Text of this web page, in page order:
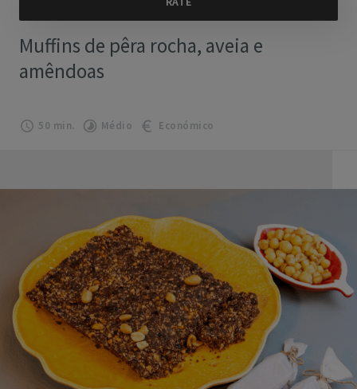
Muffins de pêra rocha, aveia e
amêndoas
50 min. Médio Económico